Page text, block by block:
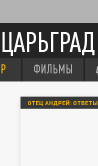
ЦАРЬГРАД
ФИЛЬМЫ
ОТЕЦ АНДРЕЙ: ОТВЕТЫ